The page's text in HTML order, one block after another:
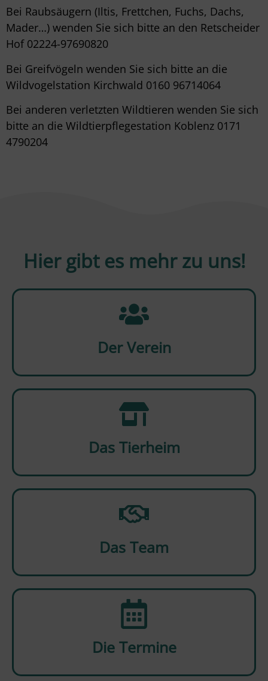
Bei Raubsäugern (Iltis, Frettchen, Fuchs, Dachs,
Mader…) wenden Sie sich bitte an den Retscheider
Hof 02224-97690820
Bei Greifvögeln wenden Sie sich bitte an die
Wildvogelstation Kirchwald 0160 96714064
Bei anderen verletzten Wildtieren wenden Sie sich
bitte an die Wildtierpflegestation Koblenz 0171
4790204
Hier gibt es mehr zu uns!
Der Verein
Das Tierheim
Das Team
Die Termine